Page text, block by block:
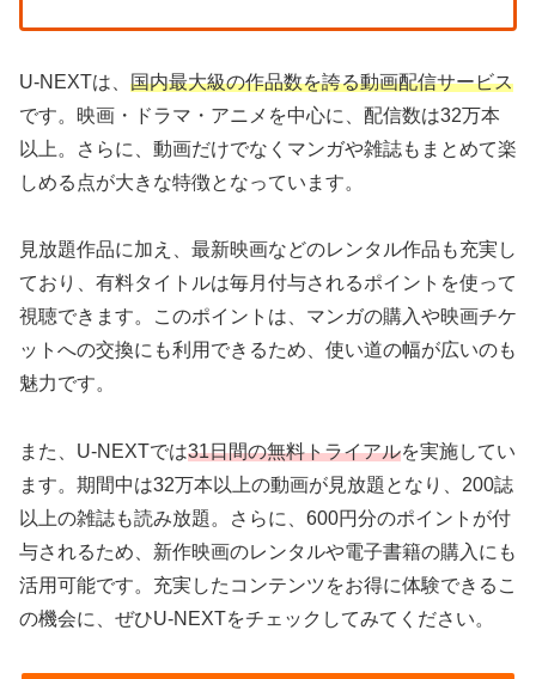
U-NEXTは、 国内最大級の作品数を誇る動画配信サービス
です。映画・ドラマ・アニメを中心に、配信数は32万本
以上。さらに、動画だけでなくマンガや雑誌もまとめて楽
しめる点が大きな特徴となっています。
見放題作品に加え、最新映画などのレンタル作品も充実し
ており、有料タイトルは毎月付与されるポイントを使って
視聴できます。このポイントは、マンガの購入や映画チケ
ットへの交換にも利用できるため、使い道の幅が広いのも
魅力です。
また、U-NEXTでは31日間の無料トライアルを実施してい
ます。期間中は32万本以上の動画が見放題となり、200誌
以上の雑誌も読み放題。さらに、600円分のポイントが付
与されるため、新作映画のレンタルや電子書籍の購入にも
活用可能です。充実したコンテンツをお得に体験できるこ
の機会に、ぜひU-NEXTをチェックしてみてください。